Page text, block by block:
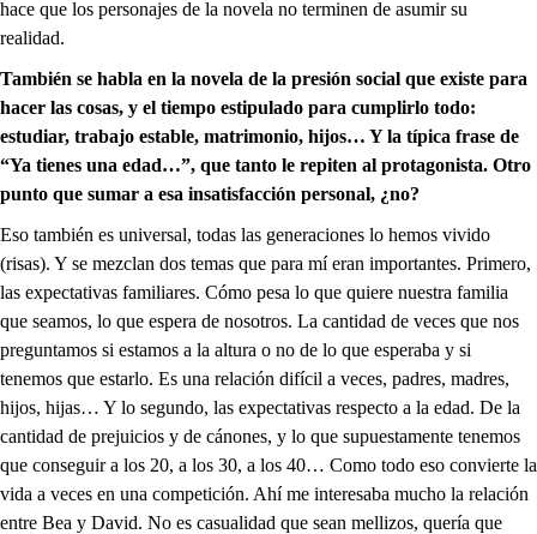
hace que los personajes de la novela no terminen de asumir su
realidad.
También se habla en la novela de la presión social que existe para
hacer las cosas, y el tiempo estipulado para cumplirlo todo:
estudiar, trabajo estable, matrimonio, hijos… Y la típica frase de
“Ya tienes una edad…”, que tanto le repiten al protagonista. Otro
punto que sumar a esa insatisfacción personal, ¿no?
Eso también es universal, todas las generaciones lo hemos vivido
(risas). Y se mezclan dos temas que para mí eran importantes. Primero,
las expectativas familiares. Cómo pesa lo que quiere nuestra familia
que seamos, lo que espera de nosotros. La cantidad de veces que nos
preguntamos si estamos a la altura o no de lo que esperaba y si
tenemos que estarlo. Es una relación difícil a veces, padres, madres,
hijos, hijas… Y lo segundo, las expectativas respecto a la edad. De la
cantidad de prejuicios y de cánones, y lo que supuestamente tenemos
que conseguir a los 20, a los 30, a los 40… Como todo eso convierte la
vida a veces en una competición. Ahí me interesaba mucho la relación
entre Bea y David. No es casualidad que sean mellizos, quería que